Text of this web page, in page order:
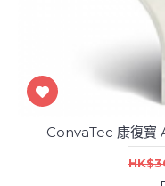
ConvaTec 康復寶